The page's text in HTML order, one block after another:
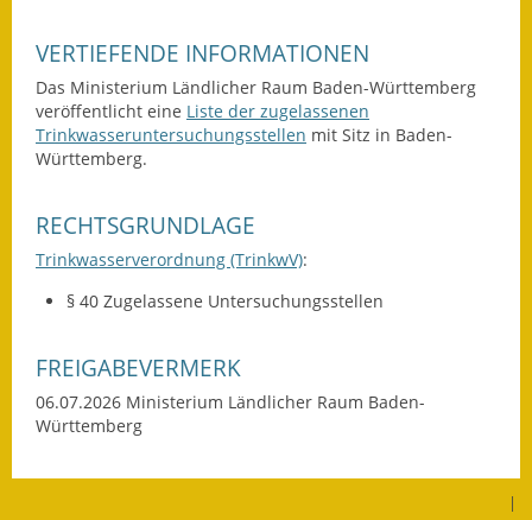
Landessanierungsprogramm
Mietspiegel
Hochwassergefahrenkarte
Gemeindehalle und
Kernzeitbetreuung
VERTIEFENDE INFORMATIONEN
Das Ministerium Ländlicher Raum Baden-Württemberg
veröffentlicht eine Liste der zugelassenen
Trinkwasseruntersuchungsstellen mit Sitz in Baden-
Württemberg.
RECHTSGRUNDLAGE
Trinkwasserverordnung (TrinkwV):
§ 40 Zugelassene Untersuchungsstellen
FREIGABEVERMERK
06.07.2026 Ministerium Ländlicher Raum Baden-
Württemberg
|